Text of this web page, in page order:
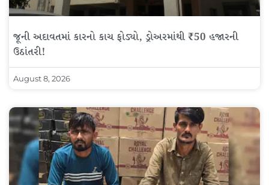
જૂની અદાવતમાં કારનો કાચ ફોડ્યો, ડ્રોઅરમાંથી ₹50 હજારની
ઉઠાંતરી!
August 8, 2026